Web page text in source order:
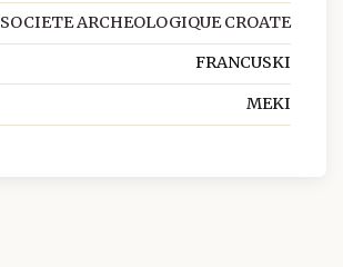
SOCIETE ARCHEOLOGIQUE CROATE
FRANCUSKI
MEKI